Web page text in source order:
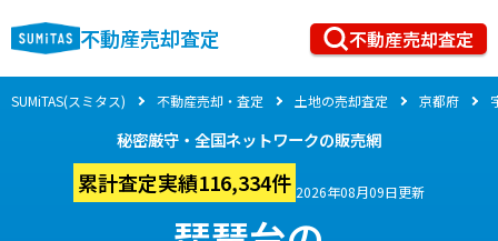
不動産売却査定 不動産売却査定
SUMiTAS(スミタス) 不動産売却・査定 土地の売却査定 京都府
秘密厳守・全国ネットワークの販売網
累計査定実績116,334件 2026年08月09日更新